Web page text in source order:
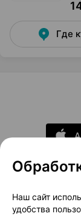
Где
Наш сайт
удобства